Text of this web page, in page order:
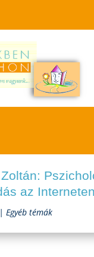
az Interneten
|Egyéb témák